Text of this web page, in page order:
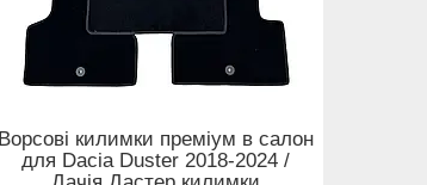
Ворсові килимки преміум в салон
для Dacia Duster 2018-2024 /